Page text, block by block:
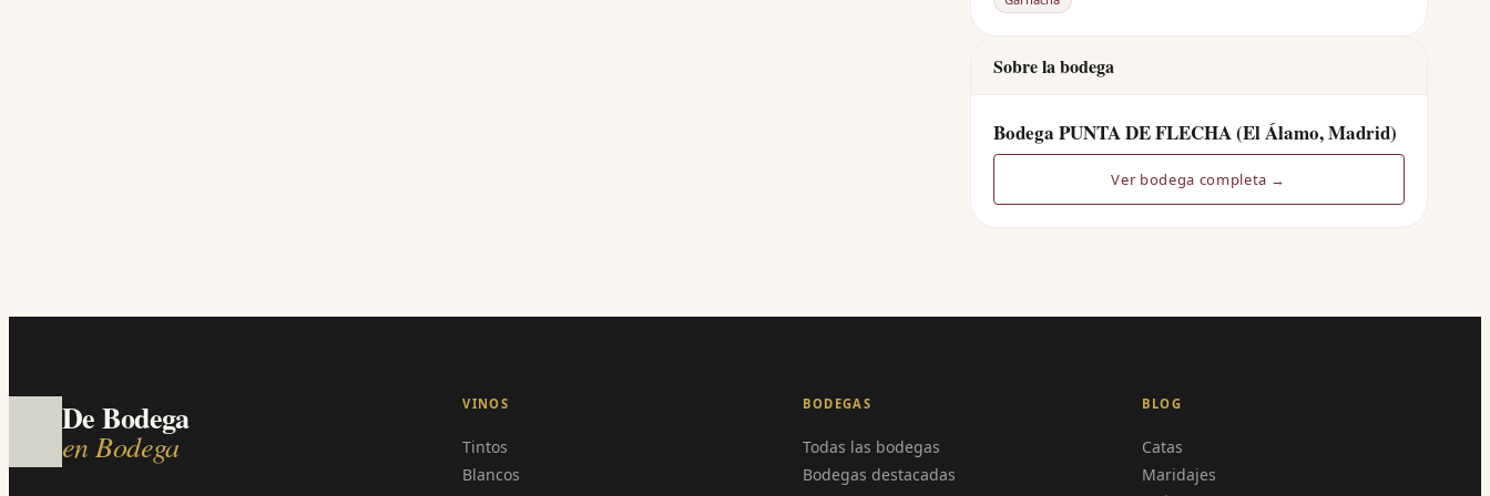
Sobre la bodega
Bodega PUNTA DE FLECHA (El Álamo, Madrid)
Ver bodega completa →
De Bodega
en Bodega
VINOS
Tintos
Blancos
BODEGAS
Todas las bodegas
Bodegas destacadas
BLOG
Catas
Maridajes